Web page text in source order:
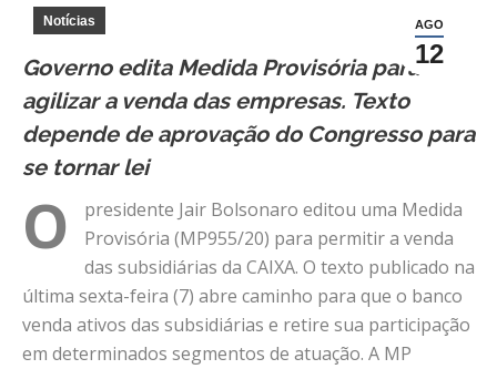
AGO
12
Notícias
Governo edita Medida Provisória para
agilizar a venda das empresas. Texto
depende de aprovação do Congresso para
se tornar lei
O
presidente Jair Bolsonaro editou uma Medida
Provisória (MP955/20) para permitir a venda
das subsidiárias da CAIXA. O texto publicado na
última sexta-feira (7) abre caminho para que o banco
venda ativos das subsidiárias e retire sua participação
em determinados segmentos de atuação. A MP